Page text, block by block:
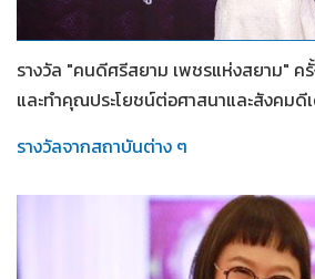
2565
รางวัล "คนดีศรีสยาม เพชรแห่งสยาม"
และทำคุณประโยชน์ต่อศาสนาและสังคมดี
รางวัลจากสถาบันต่าง ๆ